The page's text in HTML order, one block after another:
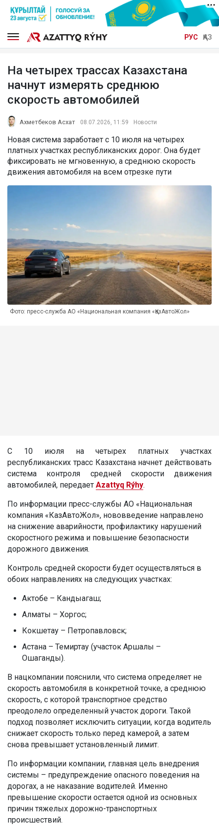
РУС ҚАЗ
На четырех трассах Казахстана
начнут измерять среднюю
скорость автомобилей
Ахметбеков Асхат 08.07.2026, 11:59 Новости
Новая система заработает с 10 июля на четырех
платных участках республиканских дорог. Она будет
фиксировать не мгновенную, а среднюю скорость
движения автомобиля на всем отрезке пути
Фото: пресс-служба АО «Национальная компания «ҚазАвтоЖол»
С 10 июля на четырех платных участках
республиканских трасс Казахстана начнет действовать
система контроля средней скорости движения
автомобилей, передает Azattyq Rýhy.
По информации пресс-службы АО «Национальная
компания «КазАвтоЖол», нововведение направлено
на снижение аварийности, профилактику нарушений
скоростного режима и повышение безопасности
дорожного движения.
Контроль средней скорости будет осуществляться в
обоих направлениях на следующих участках:
Актобе – Кандыагаш;
Алматы – Хоргос;
Кокшетау – Петропавловск;
Астана – Темиртау (участок Аршалы –
Ошаганды).
В нацкомпании пояснили, что система определяет не
скорость автомобиля в конкретной точке, а среднюю
скорость, с которой транспортное средство
преодолело определенный участок дороги. Такой
подход позволяет исключить ситуации, когда водитель
снижает скорость только перед камерой, а затем
снова превышает установленный лимит.
По информации компании, главная цель внедрения
системы – предупреждение опасного поведения на
дорогах, а не наказание водителей. Именно
превышение скорости остается одной из основных
причин тяжелых дорожно-транспортных
происшествий.